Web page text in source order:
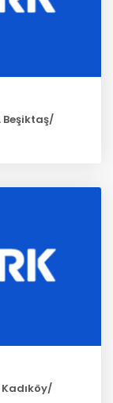
Beşiktaş/